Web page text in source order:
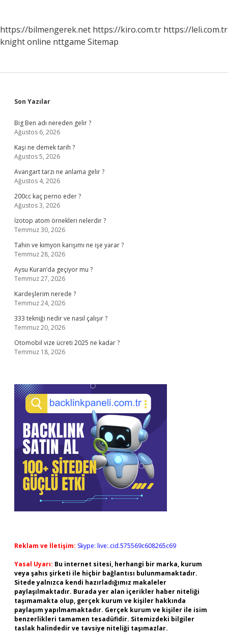
https://bilmengerek.net https://kiro.com.tr https://leli.com.tr
knight online nttgame Sitemap
Sidebar
Son Yazılar
Big Ben adı nereden gelir ?
Ağustos 6, 2026
Kaşi ne demek tarih ?
Ağustos 5, 2026
Avangart tarzı ne anlama gelir ?
Ağustos 4, 2026
200cc kaç perno eder ?
Ağustos 3, 2026
İzotop atom örnekleri nelerdir ?
Temmuz 30, 2026
Tahin ve kimyon karışımı ne işe yarar ?
Temmuz 28, 2026
Aysu Kuran’da geçiyor mu ?
Temmuz 27, 2026
Kardeşlerim nerede ?
Temmuz 24, 2026
333 tekniği nedir ve nasıl çalışır ?
Temmuz 20, 2026
Otomobil vize ücreti 2025 ne kadar ?
Temmuz 18, 2026
Reklam ve İletişim: Skype: live:.cid.575569c608265c69
Yasal Uyarı: Bu internet sitesi, herhangi bir marka, kurum
veya şahıs şirketi ile hiçbir bağlantısı bulunmamaktadır.
Sitede yalnızca kendi hazırladığımız makaleler
paylaşılmaktadır. Burada yer alan içerikler haber niteliği
taşımamakta olup, gerçek kurum ve kişiler hakkında
paylaşım yapılmamaktadır. Gerçek kurum ve kişiler ile isim
benzerlikleri tamamen tesadüfidir. Sitemizdeki bilgiler
taslak halindedir ve tavsiye niteliği taşımazlar.